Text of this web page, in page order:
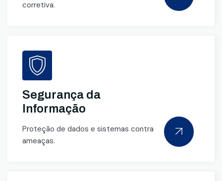
corretiva.
Segurança da
Informação
Proteção de dados e sistemas contra
ameaças.